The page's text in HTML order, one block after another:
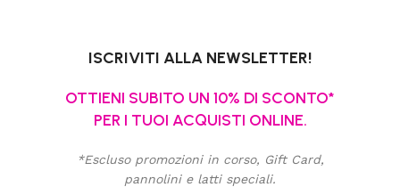
ISCRIVITI ALLA NEWSLETTER!
OTTIENI SUBITO UN 10% DI SCONTO*
PER I TUOI ACQUISTI ONLINE.
*Escluso promozioni in corso, Gift Card,
pannolini e latti speciali.